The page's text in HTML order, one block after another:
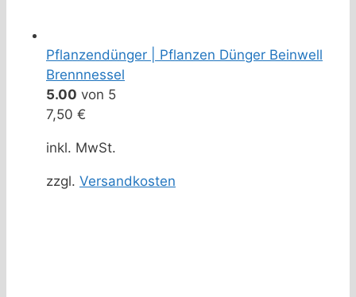
Pflanzendünger | Pflanzen Dünger Beinwell
Brennnessel
5.00 von 5
7,50 €
inkl. MwSt.
zzgl. Versandkosten